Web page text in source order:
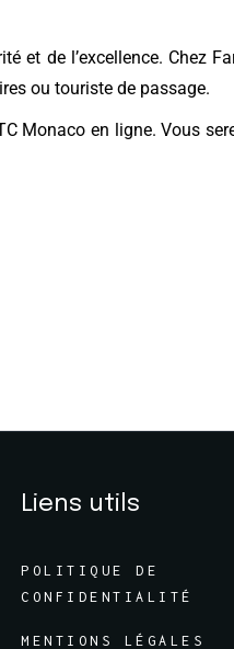
et de l’excellence. Chez
ou touriste de passage.
Monaco en ligne. Vous
Liens utils
POLITIQUE DE
CONFIDENTIALITÉ
MENTIONS LÉGALES